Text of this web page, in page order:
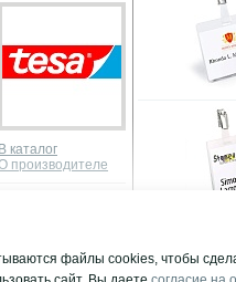
В каталог
производителе
файлы cookies, чтобы